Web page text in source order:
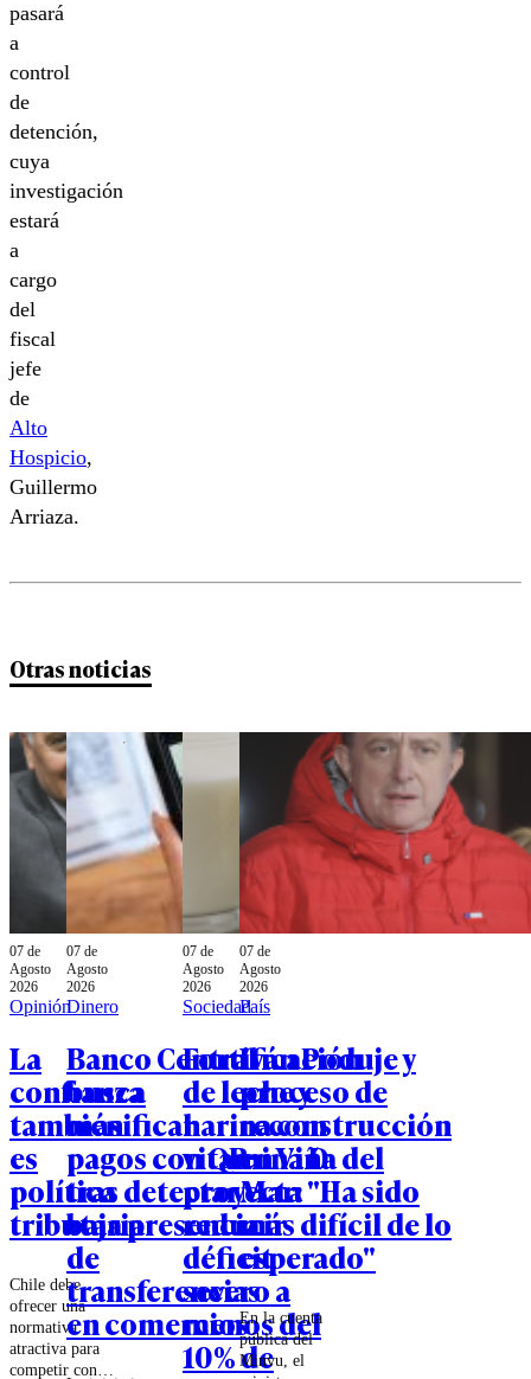
pasará
a
control
de
detención,
cuya
investigación
estará
a
cargo
del
fiscal
jefe
de
Alto
Hospicio,
Guillermo
Arriaza.
Otras noticias
07 de
Agosto
2026
Opinión
La
confianza
también
es
política
tributaria
Chile debe
ofrecer una
normativa
atractiva para
competir con
07 de
Agosto
2026
Dinero
Banco Central
busca
masificar
pagos con QR
tras detectar
baja presencia
de
transferencias
en comercios
07 de
Agosto
2026
Sociedad
Fortificación
de leche y
harina con
vitamina D
proyecta
reducir
déficit
severo a
menos del
10% de
07 de
Agosto
2026
País
Iván Poduje y
proceso de
reconstrucción
en Viña del
Mar: "Ha sido
más difícil de lo
esperado"
En la cuenta
pública del
Minvu, el